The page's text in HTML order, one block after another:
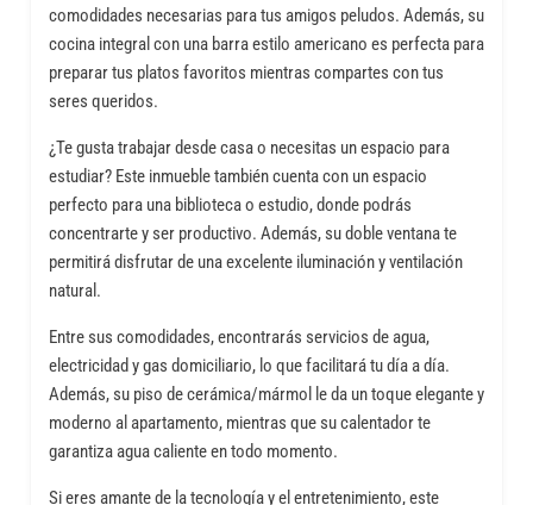
comodidades necesarias para tus amigos peludos. Además, su
cocina integral con una barra estilo americano es perfecta para
preparar tus platos favoritos mientras compartes con tus
seres queridos.
¿Te gusta trabajar desde casa o necesitas un espacio para
estudiar? Este inmueble también cuenta con un espacio
perfecto para una biblioteca o estudio, donde podrás
concentrarte y ser productivo. Además, su doble ventana te
permitirá disfrutar de una excelente iluminación y ventilación
natural.
Entre sus comodidades, encontrarás servicios de agua,
electricidad y gas domiciliario, lo que facilitará tu día a día.
Además, su piso de cerámica/mármol le da un toque elegante y
moderno al apartamento, mientras que su calentador te
garantiza agua caliente en todo momento.
Si eres amante de la tecnología y el entretenimiento, este